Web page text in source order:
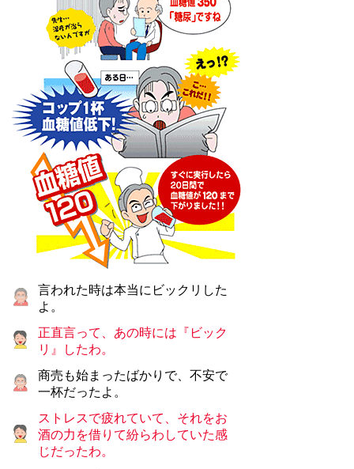
言われた時は本当にビックリした
よ。
正直言って、あの時には『ビック
リ』したわ。
商売も始まったばかりで、不安で
一杯だったよ。
ストレスで疲れていて、それをお
酒の力を借りて紛らわしていた感
じだったわ。